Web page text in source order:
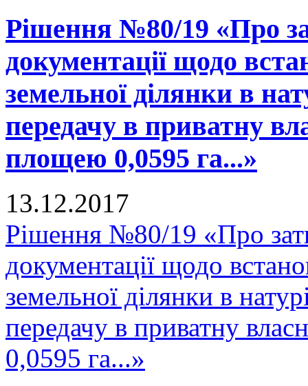
Рішення №80/19 «Про
документації щодо
земельної ділянки в
передачу в приватну
площею 0,0595 га...»
13.12.2017
Рішення №80/19 «Про
документації щодо
земельної ділянки в
передачу в приватну
0,0595 га...»